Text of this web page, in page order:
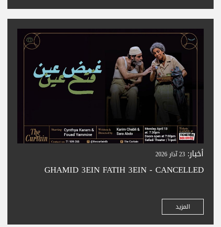
أخبار: 23 آذار 2026
GHAMID 3EIN FATIH 3EIN - CANCELLED
المزيد